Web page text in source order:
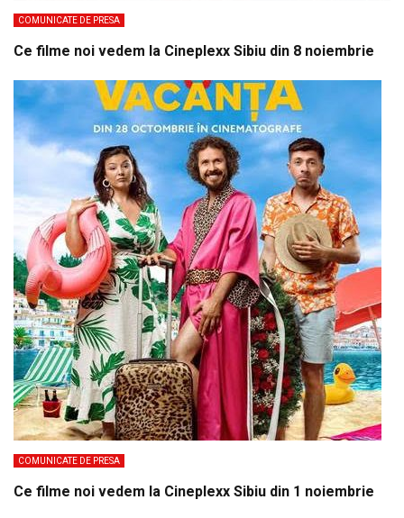
COMUNICATE DE PRESA
Ce filme noi vedem la Cineplexx Sibiu din 8 noiembrie
COMUNICATE DE PRESA
Ce filme noi vedem la Cineplexx Sibiu din 1 noiembrie